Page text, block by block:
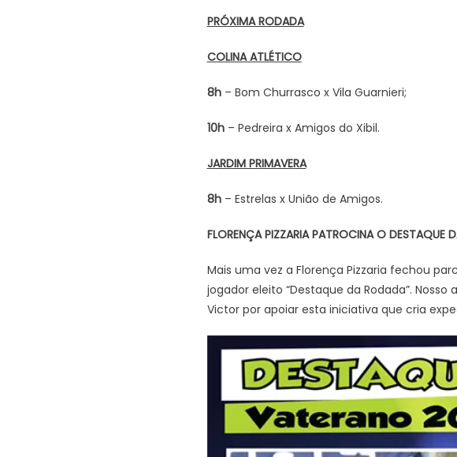
PRÓXIMA RODADA
COLINA ATLÉTICO
8h– Bom Churrasco x Vila Guarnieri;
10h– Pedreira x Amigos do Xibil.
JARDIM PRIMAVERA
8h– Estrelas x União de Amigos.
FLORENÇA PIZZARIA PATROCINA O DESTAQUE
Mais uma vez a Florença Pizzaria fechou
jogador eleito “Destaque da Rodada”.
Victor por apoiar esta iniciativa que cria